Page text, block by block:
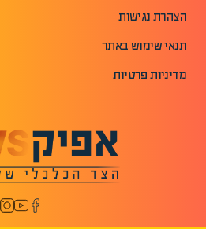
הצהרת נגישות
תנאי שימוש באתר
מדיניות פרטיות